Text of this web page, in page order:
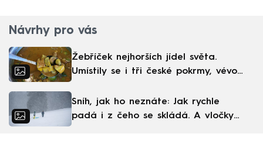
Návrhy pro vás
Žebříček nejhorších jídel světa.
Umístily se i tři české pokrmy, vévodí
Sníh, jak ho neznáte: Jak rychle
padá i z čeho se skládá. A vločky